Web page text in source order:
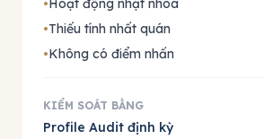
•Hoạt động nhạt nhòa
•Thiếu tính nhất quán
•Không có điểm nhấn
KIỂM SOÁT BẰNG
Profile Audit định kỳ